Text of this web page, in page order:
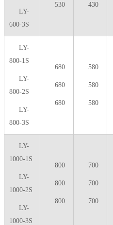
LY-
600-3S
530 430
LY-
800-1S
LY-
800-2S
LY-
800-3S
680
680
680
580
580
580
LY-
1000-1S
LY-
1000-2S
LY-
1000-3S
800
800
800
700
700
700